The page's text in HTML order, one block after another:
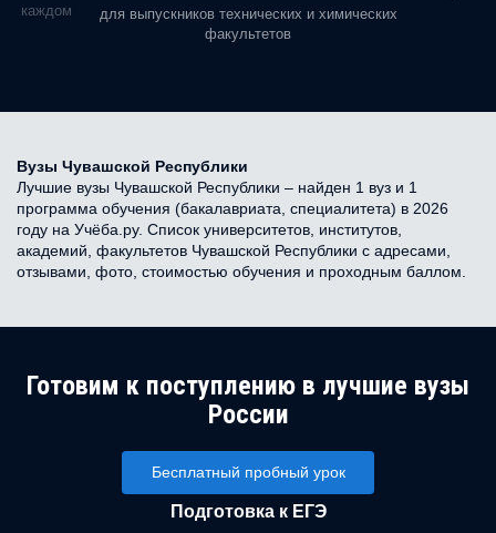
в каждом
для выпускников технических и химических
факультетов
Вузы Чувашской Республики
Лучшие вузы Чувашской Республики – найден 1 вуз и 1
программа обучения (бакалавриата, специалитета) в 2026
году на Учёба.ру. Список университетов, институтов,
академий, факультетов Чувашской Республики с адресами,
отзывами, фото, стоимостью обучения и проходным баллом.
Готовим к поступлению в лучшие вузы
России
Бесплатный пробный урок
Подготовка к ЕГЭ